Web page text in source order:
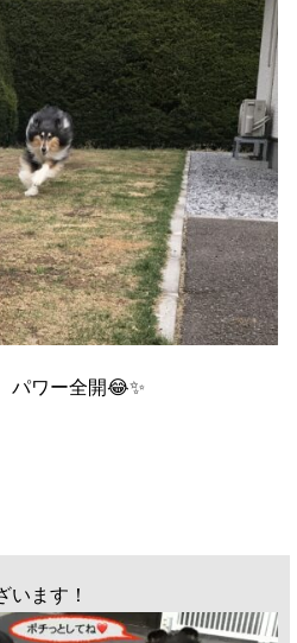
パワー全開😂✨
います！